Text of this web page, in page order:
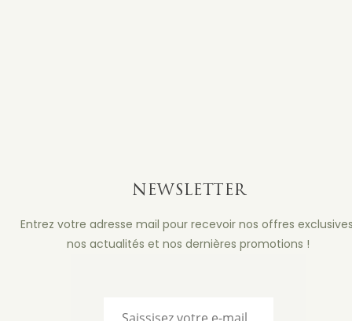
NEWSLETTER
Entrez votre adresse mail pour recevoir nos offres
nos actualités et nos dernières promotions !